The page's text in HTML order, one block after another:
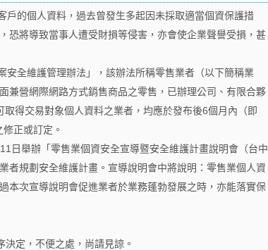
的個人資料，過去曾發生多起因未採取適當個資保護措
恐將導致當事人遭受財損等侵害，亦會使企業聲譽受損，甚
全維護管理辦法」，該辦法所稱零售業者（以下簡稱業
兼營網際網路方式銷售商品之零售，已辦理公司、有限合夥
得交易對象個人資料之業者，均應於發布後6個月內（即
正或訂定。
日舉辦「零售業個資安全宣導暨安全維護計畫說明會（台中
者規劃安全維護計畫。宣導說明會中將說明：零售業個人資
本次宣導說明會促進業者於業務蓬勃發展之時，亦能落實保
定，不便之處，尚請見諒。